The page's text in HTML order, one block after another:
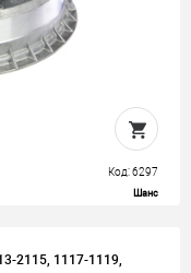
Код: 6297
Шанс
2115, 1117-1119,